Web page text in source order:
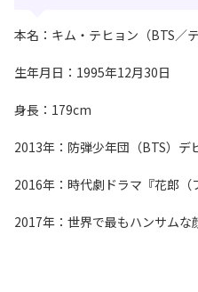
本名：キム・テヒョン（BTS／テ
生年月日：1995年12月30日
身長：179cm
2013年：防弾少年団（BTS）デ
2016年：時代劇ドラマ『花郎
2017年：世界で最もハンサムな